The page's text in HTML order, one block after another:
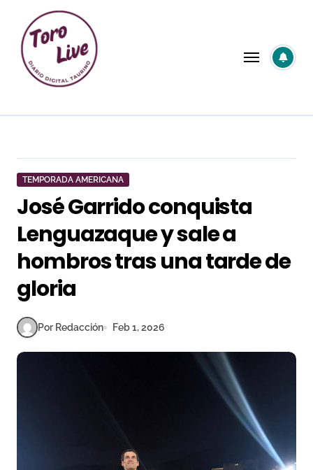
contenido
TEMPORADA AMERICANA
José Garrido conquista
Lenguazaque y sale a
hombros tras una tarde de
gloria
Por Redacción Feb 1, 2026